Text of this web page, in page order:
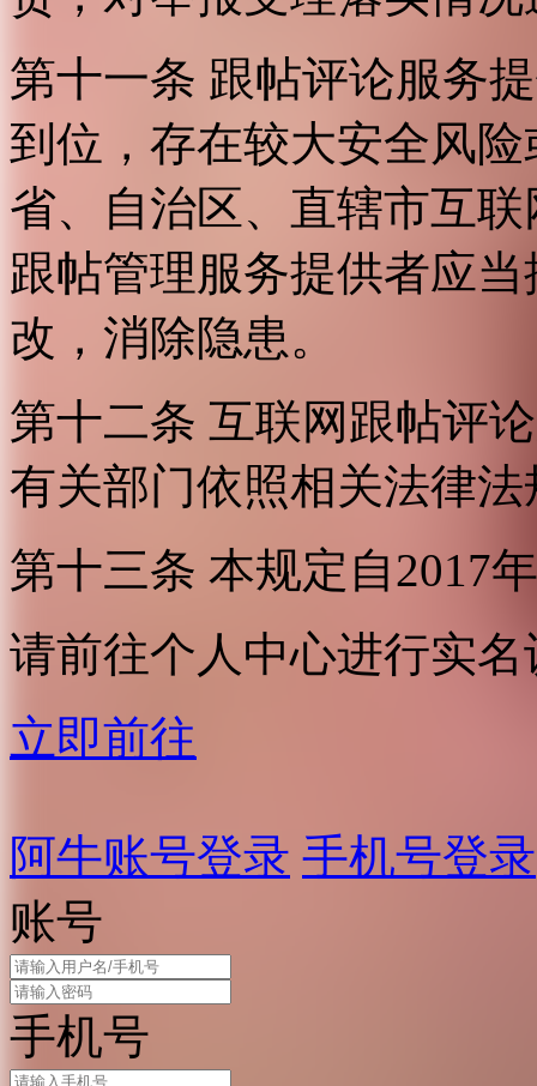
第十一条 跟帖评论服务
到位，存在较大安全风
省、自治区、直辖市互
跟帖管理服务提供者应
改，消除隐患。
第十二条 互联网跟帖评
有关部门依照相关法律
第十三条 本规定自2017
请前往个人中心进行实名
立即前往
阿牛账号登录 手机号登录
账号
手机号